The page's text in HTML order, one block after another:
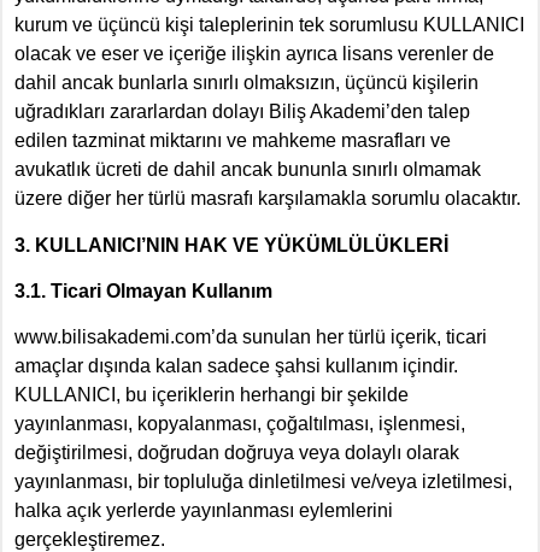
kurum ve üçüncü kişi taleplerinin tek sorumlusu KULLANICI
olacak ve eser ve içeriğe ilişkin ayrıca lisans verenler de
dahil ancak bunlarla sınırlı olmaksızın, üçüncü kişilerin
uğradıkları zararlardan dolayı Biliş Akademi’den talep
edilen tazminat miktarını ve mahkeme masrafları ve
avukatlık ücreti de dahil ancak bununla sınırlı olmamak
üzere diğer her türlü masrafı karşılamakla sorumlu olacaktır.
3. KULLANICI’NIN HAK VE YÜKÜMLÜLÜKLERİ
3.1. Ticari Olmayan Kullanım
www.bilisakademi.com’da sunulan her türlü içerik, ticari
amaçlar dışında kalan sadece şahsi kullanım içindir.
KULLANICI, bu içeriklerin herhangi bir şekilde
yayınlanması, kopyalanması, çoğaltılması, işlenmesi,
değiştirilmesi, doğrudan doğruya veya dolaylı olarak
yayınlanması, bir topluluğa dinletilmesi ve/veya izletilmesi,
halka açık yerlerde yayınlanması eylemlerini
gerçekleştiremez.